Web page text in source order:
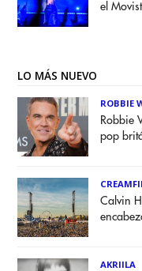
el
LO MÁS NUEVO
ROBBIE
Robbie
pop
Calvin
AKRIILA